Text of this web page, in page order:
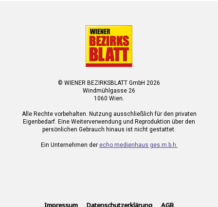
© WIENER BEZIRKSBLATT GmbH 2026
Windmühlgasse 26
1060 Wien.
Alle Rechte vorbehalten. Nutzung ausschließlich für den privaten
Eigenbedarf. Eine Weiterverwendung und Reproduktion über den
persönlichen Gebrauch hinaus ist nicht gestattet.
Ein Unternehmen der echo medienhaus ges.m.b.h.
Impressum Datenschutzerklärung AGB